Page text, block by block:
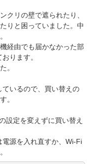
クリの壁で遮られたり、
りと困っていました。中
経由でも届かなかった部
ります。
。
いるので、買い替えの
。
設定を変えずに買い替え
源を入れ直すか、Wi-Fi